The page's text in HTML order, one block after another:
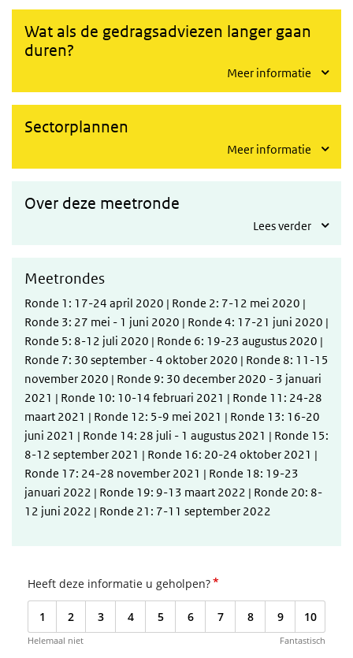
Wat als de gedragsadviezen langer gaan
duren?
Meer informatie
Sectorplannen
Meer informatie
Over deze meetronde
Lees verder
Meetrondes
Ronde 1: 17-24 april 2020 | Ronde 2: 7-12 mei 2020 |
Ronde 3: 27 mei - 1 juni 2020 | Ronde 4: 17-21 juni 2020 |
Ronde 5: 8-12 juli 2020 | Ronde 6: 19-23 augustus 2020 |
Ronde 7: 30 september - 4 oktober 2020 | Ronde 8: 11-15
november 2020 | Ronde 9: 30 december 2020 - 3 januari
2021 | Ronde 10: 10-14 februari 2021 | Ronde 11: 24-28
maart 2021 | Ronde 12: 5-9 mei 2021 | Ronde 13: 16-20
juni 2021 | Ronde 14: 28 juli - 1 augustus 2021 | Ronde 15:
8-12 september 2021 | Ronde 16: 20-24 oktober 2021 |
Ronde 17: 24-28 november 2021 | Ronde 18: 19-23
januari 2022 | Ronde 19: 9-13 maart 2022 | Ronde 20: 8-
12 juni 2022 | Ronde 21: 7-11 september 2022
Heeft deze informatie u geholpen?*
1 2 3 4 5 6 7 8 9 10
Helemaal niet Fantastisch